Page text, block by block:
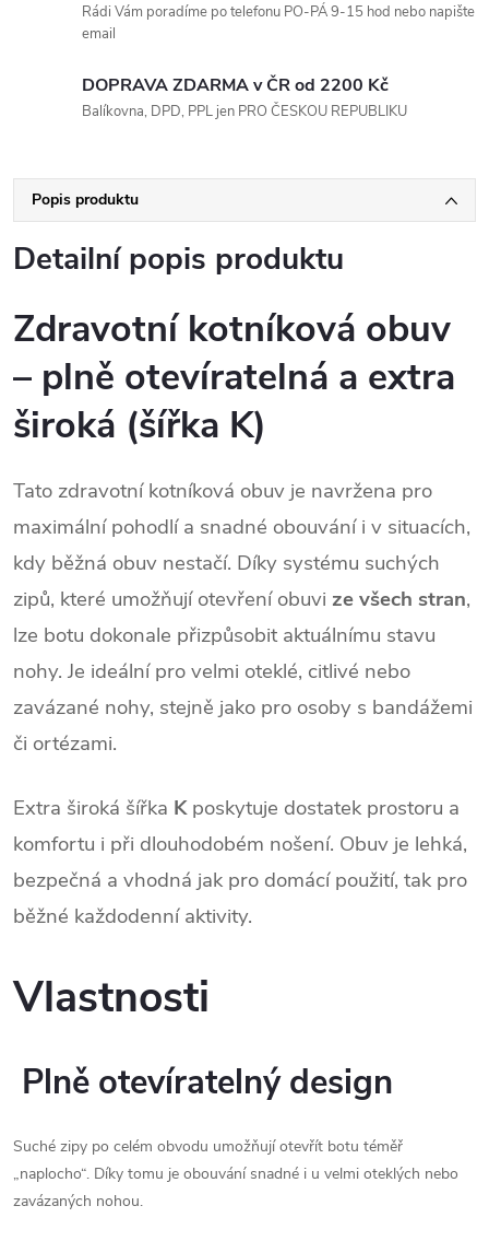
Rádi Vám poradíme po telefonu PO-PÁ 9-15 hod nebo napište
email
DOPRAVA ZDARMA v ČR od 2200 Kč
Balíkovna, DPD, PPL jen PRO ČESKOU REPUBLIKU
Popis produktu
Detailní popis produktu
Zdravotní kotníková obuv
– plně otevíratelná a extra
široká (šířka K)
Tato zdravotní kotníková obuv je navržena pro
maximální pohodlí a snadné obouvání i v situacích,
kdy běžná obuv nestačí. Díky systému suchých
zipů, které umožňují otevření obuvi ze všech stran,
lze botu dokonale přizpůsobit aktuálnímu stavu
nohy. Je ideální pro velmi oteklé, citlivé nebo
zavázané nohy, stejně jako pro osoby s bandážemi
či ortézami.
Extra široká šířka K poskytuje dostatek prostoru a
komfortu i při dlouhodobém nošení. Obuv je lehká,
bezpečná a vhodná jak pro domácí použití, tak pro
běžné každodenní aktivity.
Vlastnosti
Plně otevíratelný design
Suché zipy po celém obvodu umožňují otevřít botu téměř
„naplocho“. Díky tomu je obouvání snadné i u velmi oteklých nebo
zavázaných nohou.